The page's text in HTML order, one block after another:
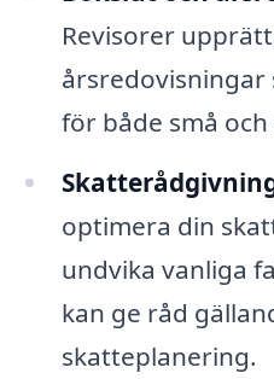
Revisorer
årsredovisningar
för både små
optimera din
undvika vanliga
kan ge råd
skatteplanering.